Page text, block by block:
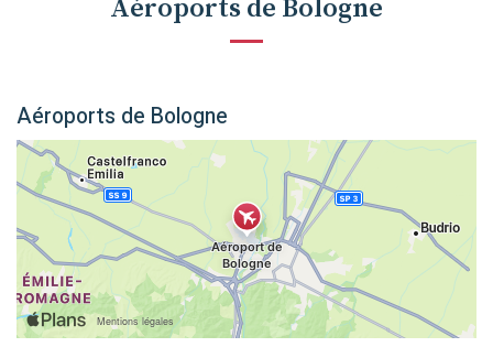
Aéroports de Bologne
Aéroports de Bologne